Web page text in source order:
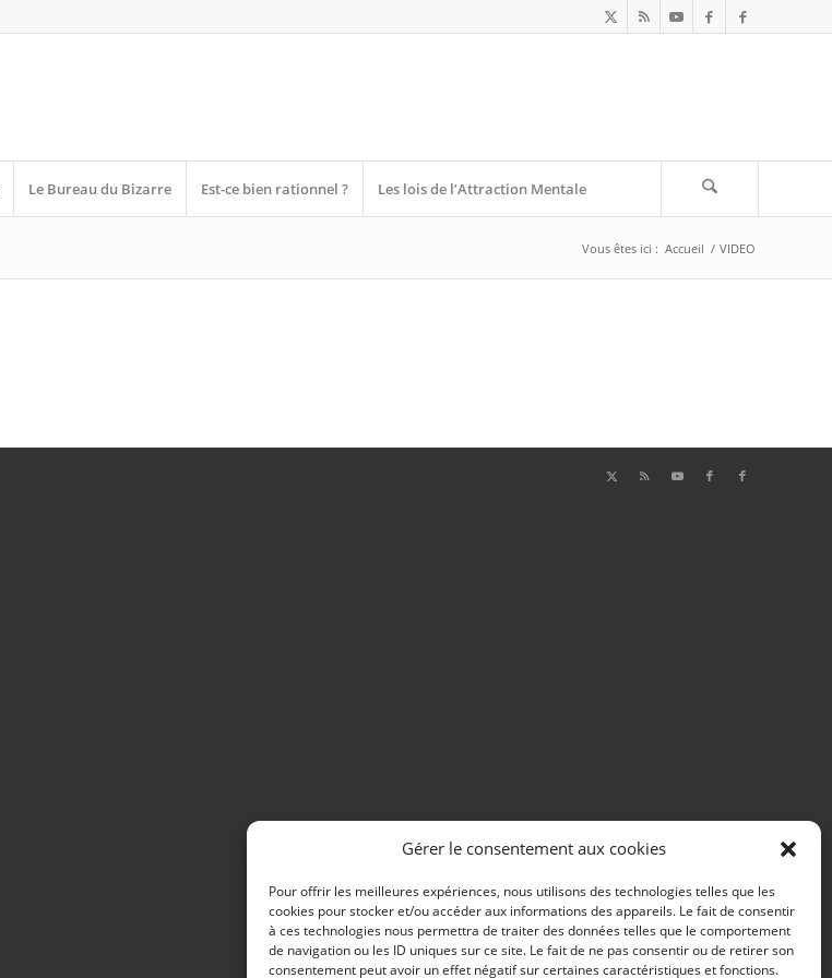
Gérer le consentement aux cookies
Pour offrir les meilleures expériences, nous utilisons des technologies telles que les
cookies pour stocker et/ou accéder aux informations des appareils. Le fait de consentir
à ces technologies nous permettra de traiter des données telles que le comportement
de navigation ou les ID uniques sur ce site. Le fait de ne pas consentir ou de retirer son
consentement peut avoir un effet négatif sur certaines caractéristiques et fonctions.
Le Bureau du Bizarre Est-ce bien rationnel ? Les lois de l’Attraction Mentale
Vous êtes ici : Accueil / VIDEO